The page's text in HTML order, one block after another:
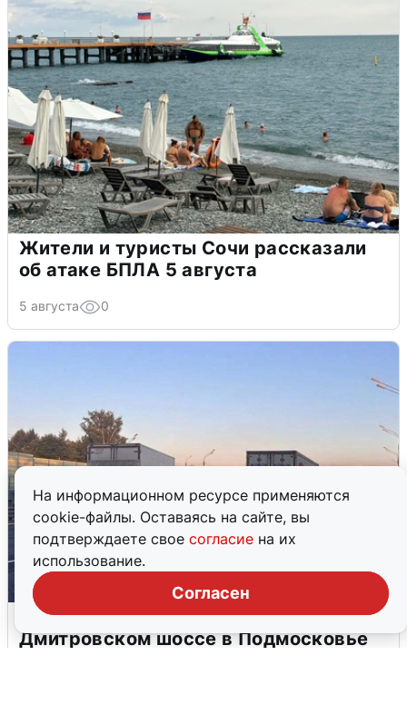
На информационном ресурсе применяются
cookie-файлы. Оставаясь на сайте, вы
подтверждаете свое согласие на их
использование.
Согласен
Жители и туристы Сочи рассказали
об атаке БПЛА 5 августа
5 августа 0
Пять машин столкнулись на
Дмитровском шоссе в Подмосковье